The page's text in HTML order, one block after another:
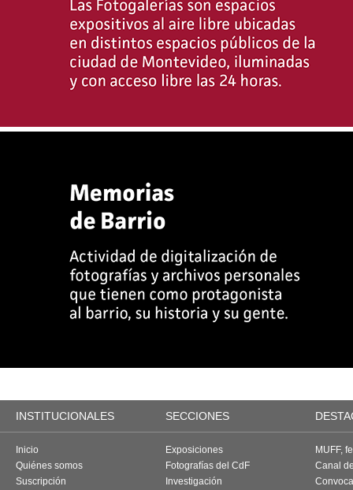
INSTITUCIONALES SECCIONES
Inicio
Quiénes somos
Suscripción
Exposiciones
Fotografías del CdF
Investigación
MUFF,
Canal